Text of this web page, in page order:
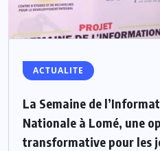
ACTUALITE
La Semaine de
Nationale à Lomé, une
transformative pour les